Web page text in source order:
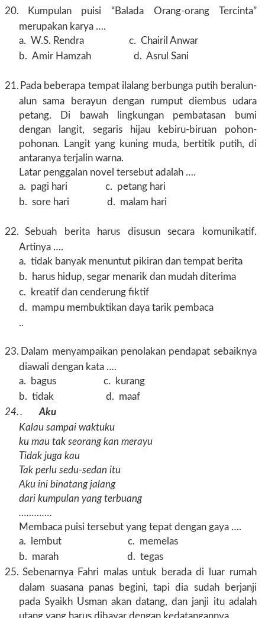
20.
Kumpulan puisi “Balada Orang-orang Tercinta”
merupakan karya ….
a. W.S. Rendra c. Chairil Anwar
b. Amir Hamzah d. Asrul Sani
21. Pada beberapa tempat ilalang berbunga putih beralun-
alun sama berayun dengan rumput diembus udara
petang. Di bawah lingkungan pembatasan bumi
dengan langit, segaris hijau kebiru-biruan pohon-
pohonan. Langit yang kuning muda, bertitik putih, di
antaranya terjalin warna.
Latar penggalan novel tersebut adalah ….
a. pagi hari c. petang hari
b. sore hari d. malam hari
22.
Sebuah berita harus disusun secara komunikatif.
Artinya ….
a. tidak banyak menuntut pikiran dan tempat berita
b.
harus hidup, segar menarik dan mudah diterima
c.
kreatif dan cenderung fiktif
d. mampu membuktikan daya tarik pembaca
..
23. Dalam menyampaikan penolakan pendapat sebaiknya
diawali dengan kata ….
a.
bagus c. kurang
b. tidak d. maaf
24.. Aku
Kalau sampai waktuku
ku mau tak seorang kan merayu
Tidak juga kau
Tak perlu sedu-sedan itu
Aku ini binatang jalang
dari kumpulan yang terbuang
………….
Membaca puisi tersebut yang tepat dengan gaya ….
a.
lembut c. memelas
b. marah d. tegas
25. Sebenarnya Fahri malas untuk berada di luar rumah
dalam suasana panas begini, tapi dia sudah berjanji
pada Syaikh Usman akan datang, dan janji itu adalah
utang yang harus dibayar dengan kedatangannya.